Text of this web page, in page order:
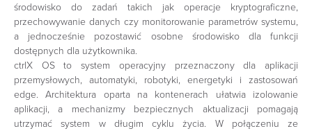
środowisko do zadań takich jak operacje kryptograficzne,
przechowywanie danych czy monitorowanie parametrów systemu,
a jednocześnie pozostawić osobne środowisko dla funkcji
dostępnych dla użytkownika.
ctrlX OS to system operacyjny przeznaczony dla aplikacji
przemysłowych, automatyki, robotyki, energetyki i zastosowań
edge. Architektura oparta na kontenerach ułatwia izolowanie
aplikacji, a mechanizmy bezpiecznych aktualizacji pomagają
utrzymać system w długim cyklu życia. W połączeniu ze